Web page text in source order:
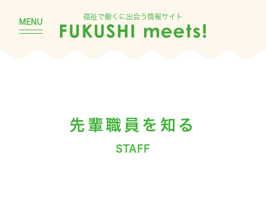
MENU
福祉で働くに出会う情報サイト
先輩職員を知る
STAFF